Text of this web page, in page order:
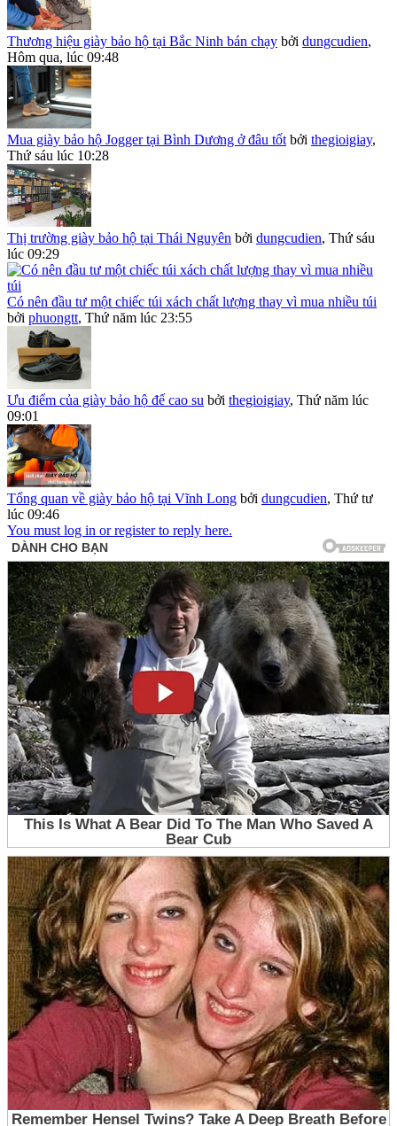
Thương hiệu giày bảo hộ tại Bắc Ninh bán chạy bởi dungcudien,
Hôm qua, lúc 09:48
Mua giày bảo hộ Jogger tại Bình Dương ở đâu tốt bởi thegioigiay,
Thứ sáu lúc 10:28
Thị trường giày bảo hộ tại Thái Nguyên bởi dungcudien, Thứ sáu
lúc 09:29
Có nên đầu tư một chiếc túi xách chất lượng thay vì mua nhiều túi
bởi phuongtt, Thứ năm lúc 23:55
Ưu điểm của giày bảo hộ đế cao su bởi thegioigiay, Thứ năm lúc
09:01
Tổng quan về giày bảo hộ tại Vĩnh Long bởi dungcudien, Thứ tư
lúc 09:46
You must log in or register to reply here.